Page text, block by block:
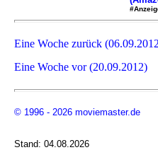
Eine Woche zurück
Eine Woche vor (20.09.2012)
© 1996 - 2026 moviemaster.de
Stand: 04.08.2026